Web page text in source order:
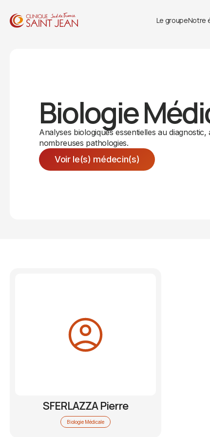
Le groupeNotre
Biologie
Analyses biologiques essentielles au
nombreuses pathologies.
Voir le(s) médecin(s)
SFERLAZZA Pierre
Biologie Médicale